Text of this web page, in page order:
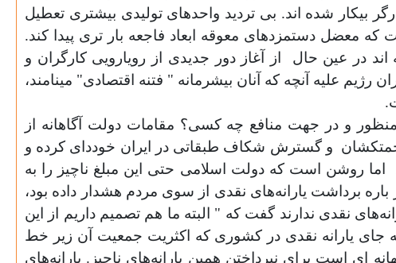
شده اند. بی‌ تردید واحد‌های تولیدی بیشتری تعطیل
معضل دستمزد‌های معوقه ابعاد فاجعه بار تری پیدا کند.
اند در عین حال
از آغاز دور جدیدی از رویارویی کارگران و
علیه آنچه که آنان بیشرمانه " فتنه اقتصادی" مینامند،
.
و در جهت منافع چه کسی‌؟ مقامات دولت آگاهانه از
و گسترش شکاف طبقاتی در ایران خوددای کرده و
اما روشن است که دولت اسلامی حتی این مبلغ ناچیز را به
برداشت یارانه‌های نقدی از سوی مردم هشدار داده بود،
نقدی ندارند گفت که " البته ما هم تصمیم داریم از این
جای یارانه نقدی در کشوری که اکثریت جمعیت آن زیر خط
ای‌ است برای نپرداختن همین یارانه‌های ناچیز. یارانه‌های